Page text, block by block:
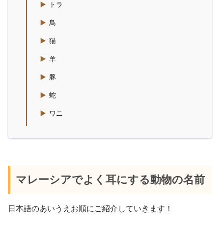
トラ
鳥
猫
羊
豚
蛇
ワニ
マレーシアでよく耳にする動物の名前
日本語のあいうえお順にご紹介していきます！